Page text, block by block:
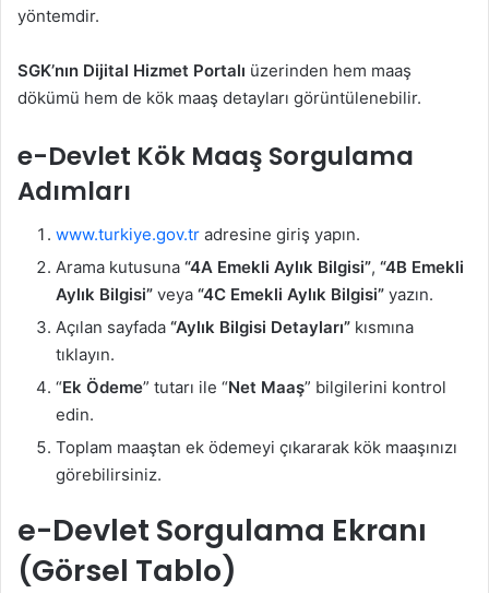
yöntemdir.
SGK’nın Dijital Hizmet Portalı üzerinden hem maaş
dökümü hem de kök maaş detayları görüntülenebilir.
e-Devlet Kök Maaş Sorgulama
Adımları
www.turkiye.gov.tr adresine giriş yapın.
Arama kutusuna “4A Emekli Aylık Bilgisi”, “4B Emekli
Aylık Bilgisi” veya “4C Emekli Aylık Bilgisi” yazın.
Açılan sayfada “Aylık Bilgisi Detayları” kısmına
tıklayın.
“Ek Ödeme” tutarı ile “Net Maaş” bilgilerini kontrol
edin.
Toplam maaştan ek ödemeyi çıkararak kök maaşınızı
görebilirsiniz.
e-Devlet Sorgulama Ekranı
(Görsel Tablo)